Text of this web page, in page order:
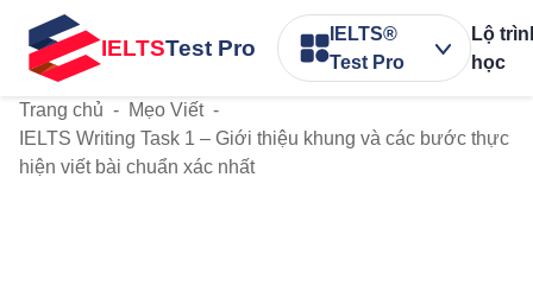
IELTSTest Pro
IELTS®
Test Pro
Lộ
học
Trang chủ - Mẹo Viết -
IELTS Writing Task 1 – Giới thiệu khung và các bước thực
hiện viết bài chuẩn xác nhất